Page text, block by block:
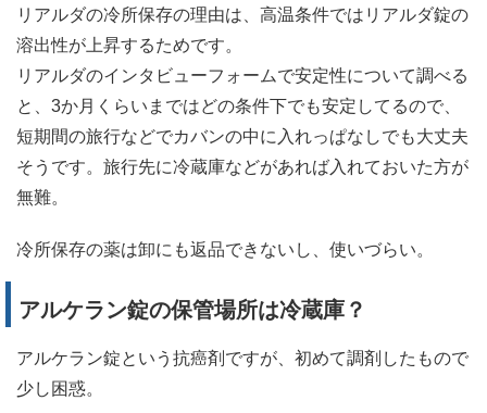
リアルダの冷所保存の理由は、高温条件ではリアルダ錠の
溶出性が上昇するためです。
リアルダのインタビューフォームで安定性について調べる
と、3か月くらいまではどの条件下でも安定してるので、
短期間の旅行などでカバンの中に入れっぱなしでも大丈夫
そうです。旅行先に冷蔵庫などがあれば入れておいた方が
無難。
冷所保存の薬は卸にも返品できないし、使いづらい。
アルケラン錠の保管場所は冷蔵庫？
アルケラン錠という抗癌剤ですが、初めて調剤したもので
少し困惑。